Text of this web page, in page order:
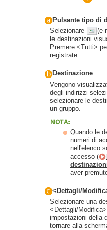
Pulsante tipo di
Selezionare
(e-
le destinazioni
Premere <Tutti>
registrate.
Destinazione
Vengono
degli indirizzi
selezionare le
un gruppo.
Quando le
numeri di
nell'elenco
accesso (
aver
<Dettagli/
Selezionare una
<Dettagli/
impostazioni della
tornare alla